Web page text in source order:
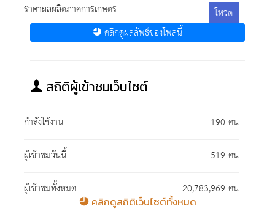
ราคาผลผลิตภาคการเกษตร
โหวต
คลิกดูผลลัพธ์ของโพลนี้
สถิติผู้เข้าชมเว็บไซต์
กำลังใช้งาน
190 คน
ผู้เข้าชมวันนี้
519 คน
ผู้เข้าชมทั้งหมด
20,783,969 คน
คลิกดูสถิติเว็บไซต์ทั้งหมด